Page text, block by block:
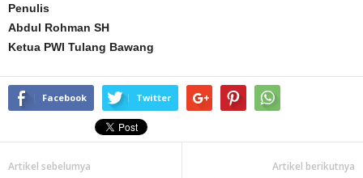
Penulis
Abdul Rohman SH
Ketua PWI Tulang Bawang
Facebook Twitter
Artikel sebelumya Artikel berikutnya